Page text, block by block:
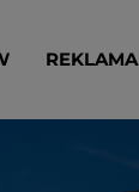
REKLAMA